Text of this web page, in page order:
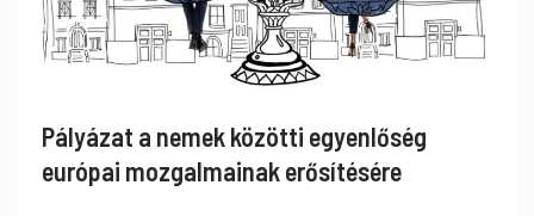
Pályázat a nemek közötti egyenlőség
európai mozgalmainak erősítésére